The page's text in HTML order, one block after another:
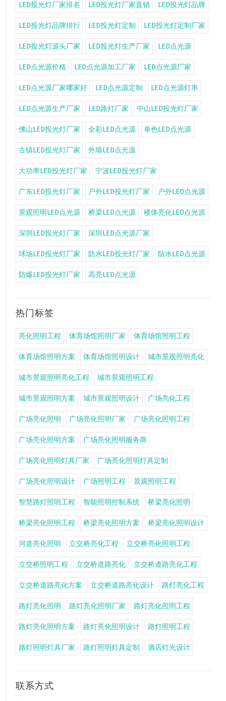
LED投光灯厂家排名 LED投光灯厂家直销 LED投光灯品牌
LED投光灯品牌排行 LED投光灯定制 LED投光灯定制厂家
LED投光灯源头厂家 LED投光灯生产厂家 LED点光源
LED点光源价格 LED点光源加工厂家 LED点光源厂家
LED点光源厂家哪家好 LED点光源定制 LED点光源灯串
LED点光源生产厂家 LED路灯厂家 中山LED投光灯厂家
佛山LED投光灯厂家 全彩LED点光源 单色LED点光源
古镇LED投光灯厂家 外墙LED点光源
大功率LED投光灯厂家 宁波LED投光灯厂家
广东LED投光灯厂家 户外LED投光灯厂家 户外LED点光源
景观照明LED点光源 桥梁LED点光源 楼体亮化LED点光源
深圳LED投光灯厂家 深圳LED点光源厂家
球场LED投光灯厂家 防水LED投光灯厂家 防水LED点光源
防爆LED投光灯厂家 高亮LED点光源
热门标签
亮化照明工程 体育场馆照明厂家 体育场馆照明工程
体育场馆照明方案 体育场馆照明设计 城市景观照明亮化
城市景观照明亮化工程 城市景观照明工程
城市景观照明方案 城市景观照明设计 广场亮化工程
广场亮化照明 广场亮化照明厂家 广场亮化照明工程
广场亮化照明方案 广场亮化照明服务商
广场亮化照明灯具厂家 广场亮化照明灯具定制
广场亮化照明设计 广场照明工程 景观照明工程
智慧路灯照明工程 智能照明控制系统 桥梁亮化照明
桥梁亮化照明工程 桥梁亮化照明方案 桥梁亮化照明设计
河道亮化照明 立交桥亮化工程 立交桥亮化照明工程
立交桥照明工程 立交桥道路亮化 立交桥道路亮化工程
立交桥道路亮化方案 立交桥道路亮化设计 路灯亮化工程
路灯亮化照明 路灯亮化照明厂家 路灯亮化照明工程
路灯亮化照明方案 路灯亮化照明设计 路灯照明工程
路灯照明灯具厂家 路灯照明灯具定制 酒店灯光设计
联系方式